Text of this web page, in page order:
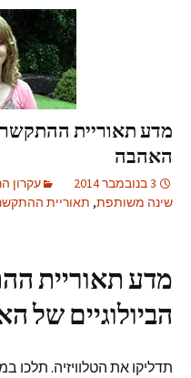
מדע תאוריית
האהבה
3 בנובמבר 2014 עקרון
שינה משותפת, תאוריית
מדע תאוריית
הביולוגיים של
תדליקו את הטלוויזיה. תלכו